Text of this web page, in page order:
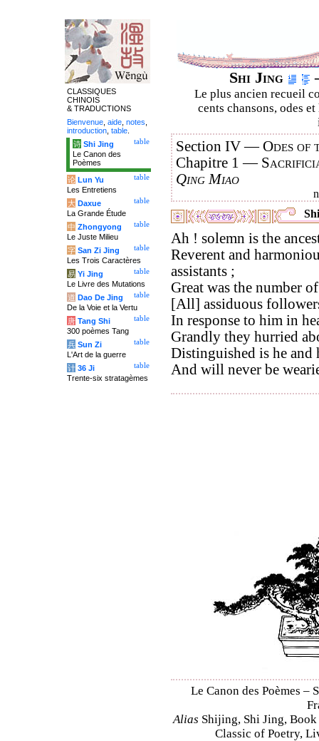
Shi Jing
Le plus ancien recueil
cents chansons, odes
Section IV —Odes of
Chapitre 1 —
Qing Miao
Ah ! solemn is the
Reverent and
assistants ;
Great was the number
[All] assiduous
In response to him in
Grandly they hurried
Distinguished is he and
And will never be
Le Canon des Poèmes
Alias Shijing, Shi Jing,
Classic of Poetry,
CLASSIQUES
CHINOIS
& TRADUCTIONS
Bienvenue aide notes
introduction table
table
诗 Shi Jing
Le Canon des
Poèmes
table
论 Lun Yu
Les Entretiens
table
大 Daxue
La Grande Étude
table
中 Zhongyong
Le Juste Milieu
table
字 San Zi Jing
Les Trois Caractères
table
易 Yi Jing
Le Livre des Mutations
table
道 Dao De Jing
De la Voie et la Vertu
table
唐 Tang Shi
300 poèmes Tang
table
兵 Sun Zi
L'Art de la guerre
table
计 36 Ji
Trente-six stratagèmes